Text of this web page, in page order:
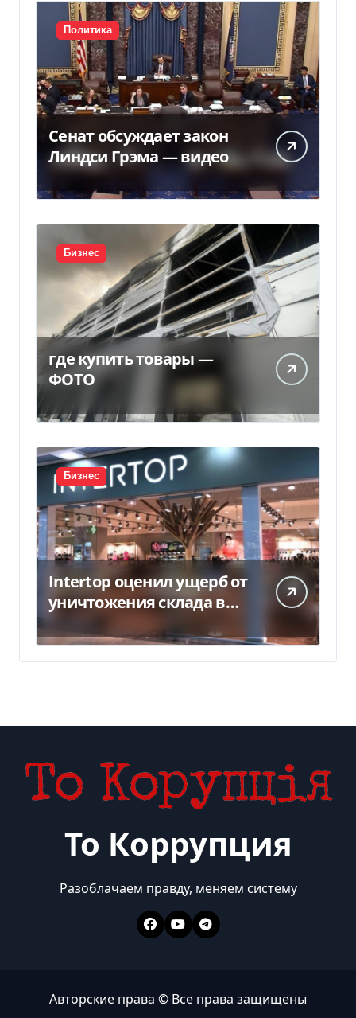
Политика
Сенат обсуждает закон
Линдси Грэма — видео
Бизнес
где купить товары —
ФОТО
Бизнес
Intertop оценил ущерб от
уничтожения склада в
450 млн грн
То Коррупция
Разоблачаем правду, меняем систему
Авторские права © Все права защищены